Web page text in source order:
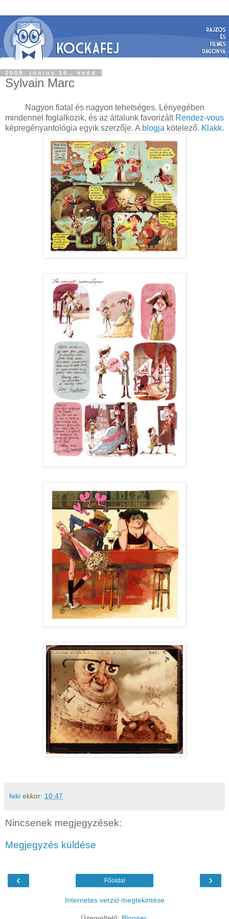
2009. június 16., kedd
Sylvain Marc
Nagyon fiatal és nagyon tehetséges. Lényegében
mindennel foglalkozik, és az általunk favorizált Rendez-vous
képregényantológia egyik szerzője. A blogja kötelező. Klakk.
feki ekkor: 10:47
Nincsenek megjegyzések:
Megjegyzés küldése
‹ ›
Főoldal
Internetes verzió megtekintése